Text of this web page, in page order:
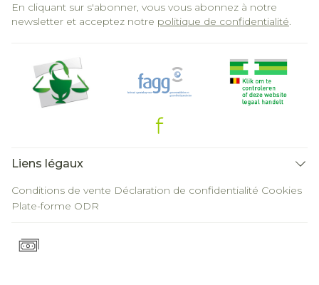
En cliquant sur s'abonner, vous vous abonnez à notre
newsletter et acceptez notre politique de confidentialité.
Liens légaux
Conditions de vente Déclaration de confidentialité Cookies
Plate-forme ODR